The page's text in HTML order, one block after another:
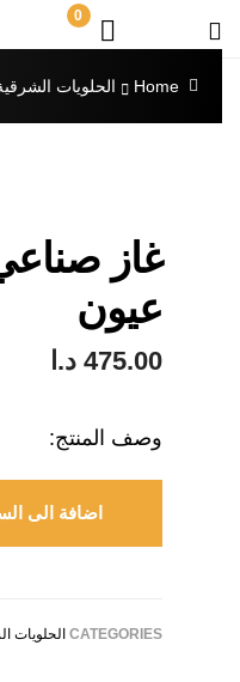
0
Home الحلويات
عيون
475.00 د.ا
وصف المنتج:
اضافة الى
CATEGORIES الحلويات